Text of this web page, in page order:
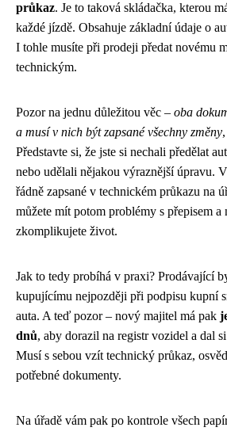
průkaz. Je to taková skládačka, kterou
každé jízdě. Obsahuje základní údaje o
I tohle musíte při prodeji předat novému
technickým.
Pozor na jednu důležitou věc – oba
a musí v nich být zapsané všechny změny
Představte si, že jste si nechali předělat
nebo udělali nějakou výraznější úpravu.
řádně zapsané v technickém průkazu na
můžete mít potom problémy s přepisem
zkomplikujete život.
Jak to tedy probíhá v praxi? Prodávající
kupujícímu nejpozději při podpisu kupní
auta. A teď pozor – nový majitel má pak
dnů, aby dorazil na registr vozidel a dal
Musí s sebou vzít technický průkaz,
potřebné dokumenty.
Na úřadě vám pak po kontrole všech